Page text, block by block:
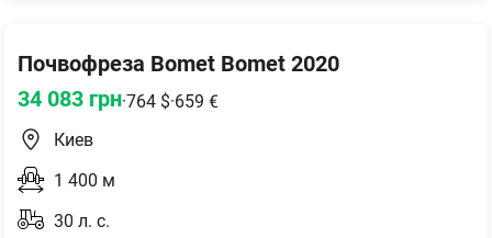
Почвофреза Bomet Bomet 2020
34 083 грн·764 $·659 €
Киев
1 400 м
30 л. с.